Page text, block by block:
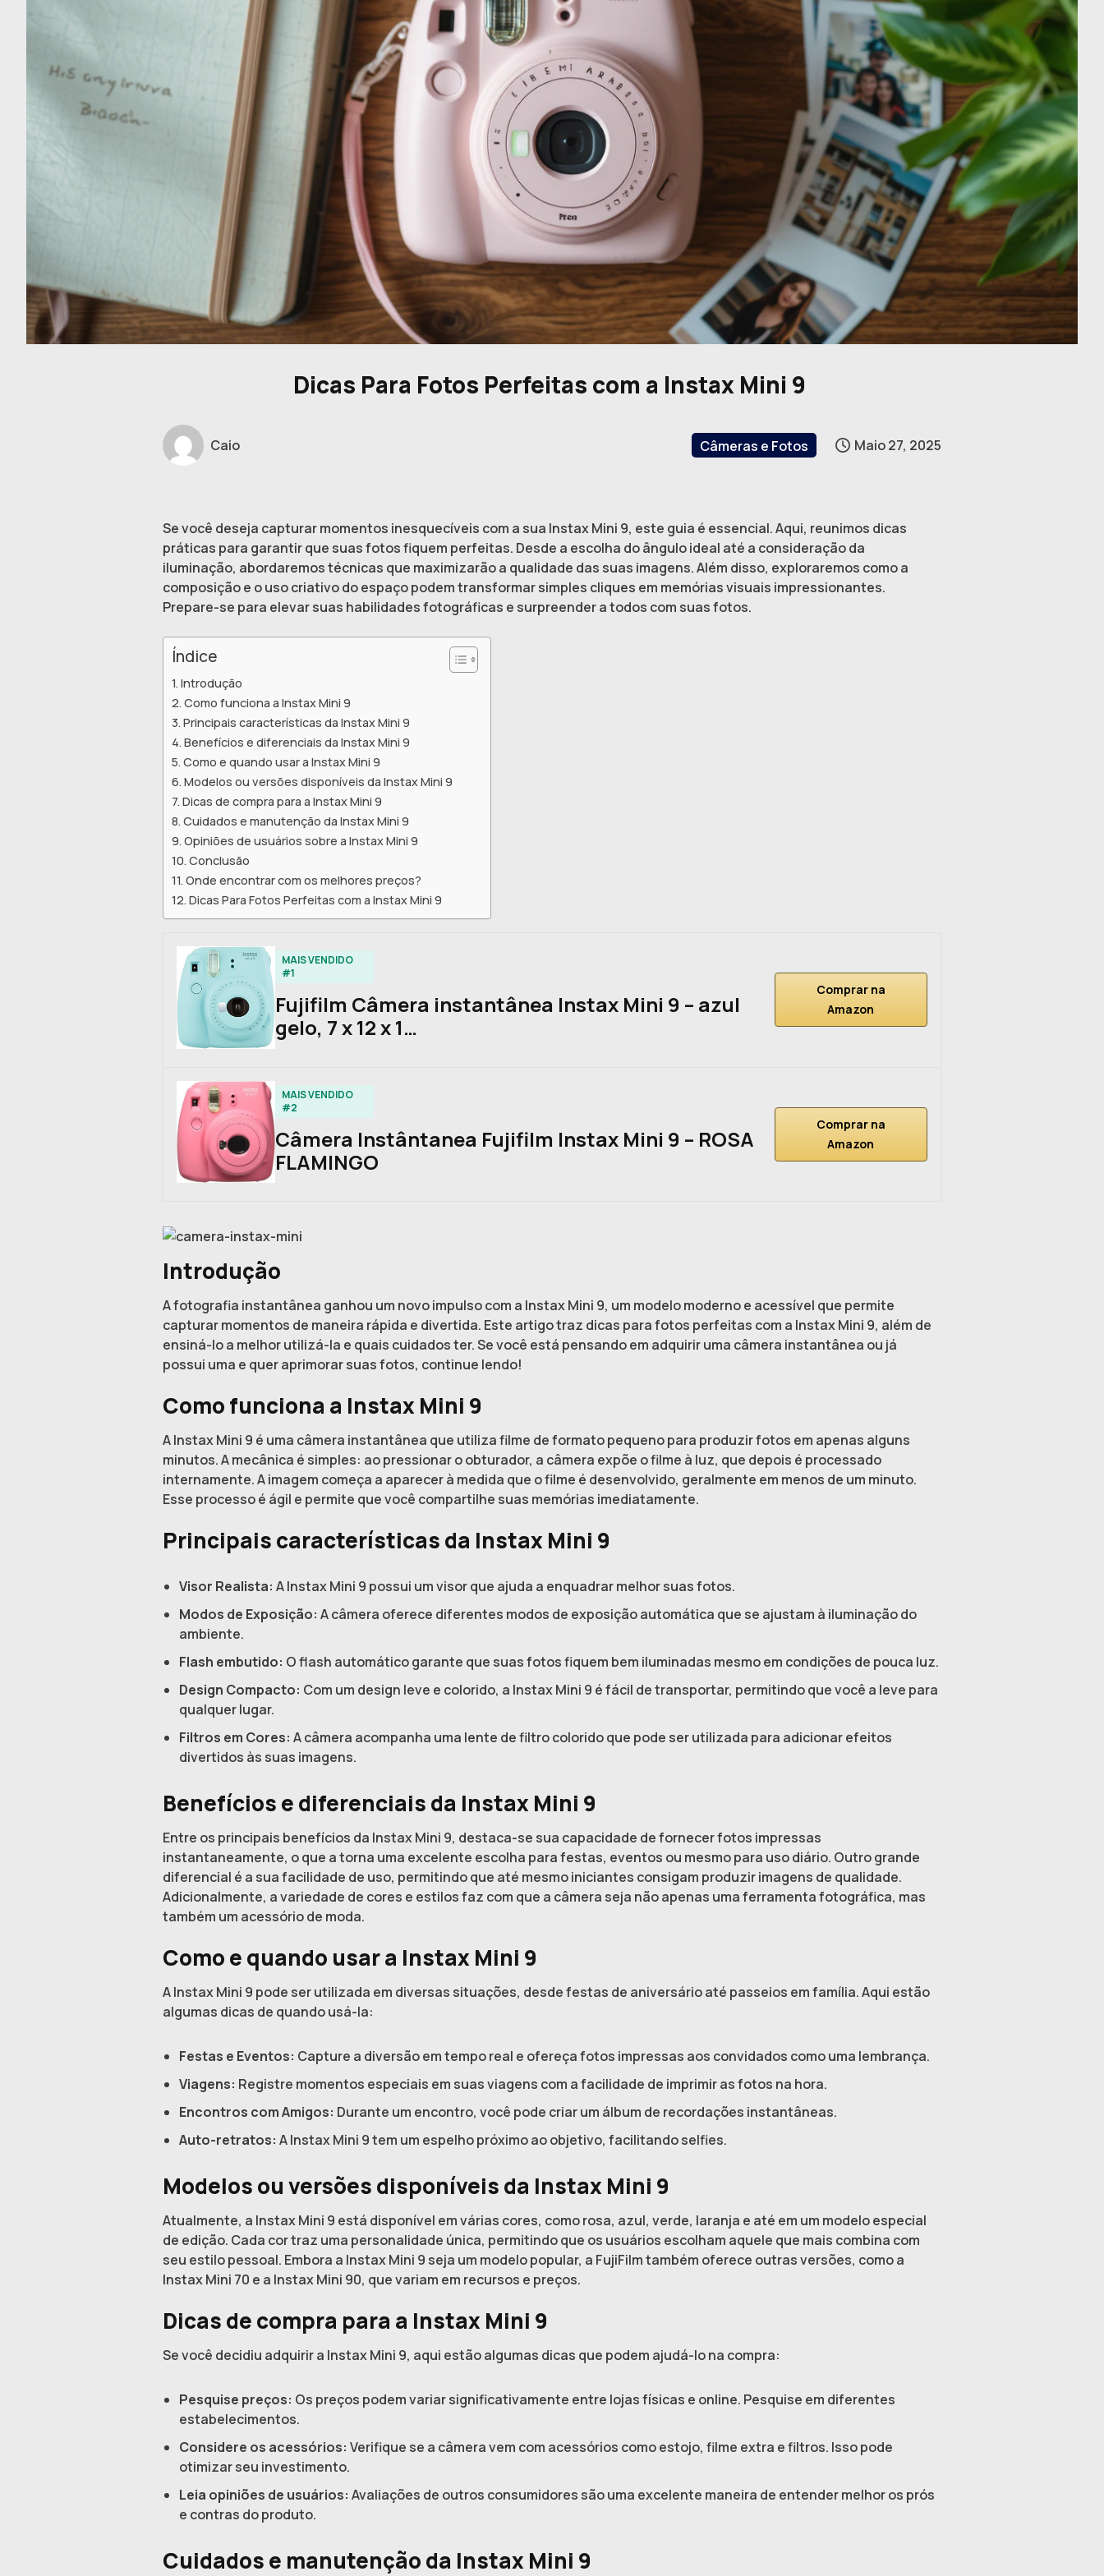
Dicas Para Fotos Perfeitas com a Instax Mini 9
Caio Câmeras e Fotos Maio 27, 2025
Se você deseja capturar momentos inesquecíveis com a sua Instax Mini 9, este guia é essencial. Aqui, reunimos dicas
práticas para garantir que suas fotos fiquem perfeitas. Desde a escolha do ângulo ideal até a consideração da
iluminação, abordaremos técnicas que maximizarão a qualidade das suas imagens. Além disso, exploraremos como a
composição e o uso criativo do espaço podem transformar simples cliques em memórias visuais impressionantes.
Prepare-se para elevar suas habilidades fotográficas e surpreender a todos com suas fotos.
Índice
Introdução
Como funciona a Instax Mini 9
Principais características da Instax Mini 9
Benefícios e diferenciais da Instax Mini 9
Como e quando usar a Instax Mini 9
Modelos ou versões disponíveis da Instax Mini 9
Dicas de compra para a Instax Mini 9
Cuidados e manutenção da Instax Mini 9
Opiniões de usuários sobre a Instax Mini 9
Conclusão
Onde encontrar com os melhores preços?
Dicas Para Fotos Perfeitas com a Instax Mini 9
MAIS VENDIDO
#1
Fujifilm Câmera instantânea Instax Mini 9 – azul
gelo, 7 x 12 x 1…
Comprar na
Amazon
MAIS VENDIDO
#2
Câmera Instântanea Fujifilm Instax Mini 9 – ROSA
FLAMINGO
Comprar na
Amazon
Introdução
A fotografia instantânea ganhou um novo impulso com a Instax Mini 9, um modelo moderno e acessível que permite
capturar momentos de maneira rápida e divertida. Este artigo traz dicas para fotos perfeitas com a Instax Mini 9, além de
ensiná-lo a melhor utilizá-la e quais cuidados ter. Se você está pensando em adquirir uma câmera instantânea ou já
possui uma e quer aprimorar suas fotos, continue lendo!
Como funciona a Instax Mini 9
A Instax Mini 9 é uma câmera instantânea que utiliza filme de formato pequeno para produzir fotos em apenas alguns
minutos. A mecânica é simples: ao pressionar o obturador, a câmera expõe o filme à luz, que depois é processado
internamente. A imagem começa a aparecer à medida que o filme é desenvolvido, geralmente em menos de um minuto.
Esse processo é ágil e permite que você compartilhe suas memórias imediatamente.
Principais características da Instax Mini 9
Visor Realista: A Instax Mini 9 possui um visor que ajuda a enquadrar melhor suas fotos.
Modos de Exposição: A câmera oferece diferentes modos de exposição automática que se ajustam à iluminação do
ambiente.
Flash embutido: O flash automático garante que suas fotos fiquem bem iluminadas mesmo em condições de pouca luz.
Design Compacto: Com um design leve e colorido, a Instax Mini 9 é fácil de transportar, permitindo que você a leve para
qualquer lugar.
Filtros em Cores: A câmera acompanha uma lente de filtro colorido que pode ser utilizada para adicionar efeitos
divertidos às suas imagens.
Benefícios e diferenciais da Instax Mini 9
Entre os principais benefícios da Instax Mini 9, destaca-se sua capacidade de fornecer fotos impressas
instantaneamente, o que a torna uma excelente escolha para festas, eventos ou mesmo para uso diário. Outro grande
diferencial é a sua facilidade de uso, permitindo que até mesmo iniciantes consigam produzir imagens de qualidade.
Adicionalmente, a variedade de cores e estilos faz com que a câmera seja não apenas uma ferramenta fotográfica, mas
também um acessório de moda.
Como e quando usar a Instax Mini 9
A Instax Mini 9 pode ser utilizada em diversas situações, desde festas de aniversário até passeios em família. Aqui estão
algumas dicas de quando usá-la:
Festas e Eventos: Capture a diversão em tempo real e ofereça fotos impressas aos convidados como uma lembrança.
Viagens: Registre momentos especiais em suas viagens com a facilidade de imprimir as fotos na hora.
Encontros com Amigos: Durante um encontro, você pode criar um álbum de recordações instantâneas.
Auto-retratos: A Instax Mini 9 tem um espelho próximo ao objetivo, facilitando selfies.
Modelos ou versões disponíveis da Instax Mini 9
Atualmente, a Instax Mini 9 está disponível em várias cores, como rosa, azul, verde, laranja e até em um modelo especial
de edição. Cada cor traz uma personalidade única, permitindo que os usuários escolham aquele que mais combina com
seu estilo pessoal. Embora a Instax Mini 9 seja um modelo popular, a FujiFilm também oferece outras versões, como a
Instax Mini 70 e a Instax Mini 90, que variam em recursos e preços.
Dicas de compra para a Instax Mini 9
Se você decidiu adquirir a Instax Mini 9, aqui estão algumas dicas que podem ajudá-lo na compra:
Pesquise preços: Os preços podem variar significativamente entre lojas físicas e online. Pesquise em diferentes
estabelecimentos.
Considere os acessórios: Verifique se a câmera vem com acessórios como estojo, filme extra e filtros. Isso pode
otimizar seu investimento.
Leia opiniões de usuários: Avaliações de outros consumidores são uma excelente maneira de entender melhor os prós
e contras do produto.
Cuidados e manutenção da Instax Mini 9